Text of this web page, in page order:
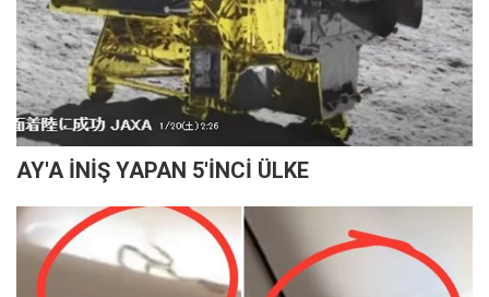
AY'A İNİŞ YAPAN 5'İNCİ ÜLKE